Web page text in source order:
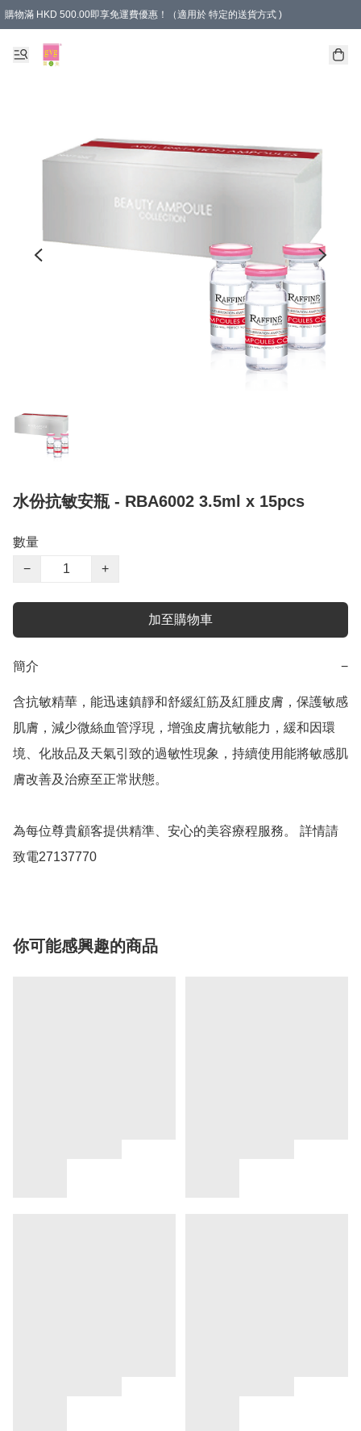
購物滿 HKD 500.00即享免運費優惠！（適用於 特定的送貨方式 )
水份抗敏安瓶 - RBA6002 3.5ml x 15pcs
數量
−
+
加至購物車
簡介 −
含抗敏精華，能迅速鎮靜和舒緩紅筋及紅腫皮膚，保護敏感
肌膚，減少微絲血管浮現，增強皮膚抗敏能力，緩和因環
境、化妝品及天氣引致的過敏性現象，持續使用能將敏感肌
膚改善及治療至正常狀態。
為每位尊貴顧客提供精準、安心的美容療程服務。 詳情請
致電27137770
你可能感興趣的商品